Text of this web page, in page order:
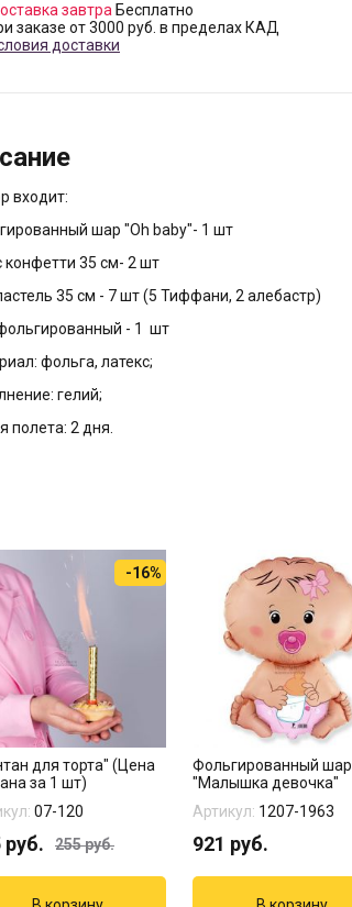
завтра Бесплатно
заказе от 3000 руб. в пределах КАД
доставки
входит:
шар "Oh baby"- 1 шт
конфетти 35 см- 2 шт
35 см - 7 шт (5 Тиффани, 2 алебастр)
- 1 шт
фольга, латекс;
гелий;
полета: 2 дня.
-16%
для торта" (Цена
за 1 шт)
07-120
руб. 255руб.
Фольгированный шар
"Малышка девочка"
Артикул: 1207-1963
921 руб.